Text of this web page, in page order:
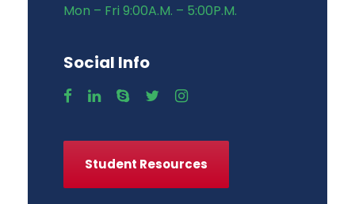
Mon – Fri 9:00A.M. – 5:00P.M.
Social Info
Student Resources